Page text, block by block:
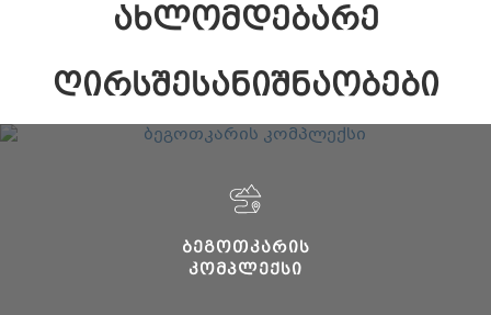
ᲐᲮᲚᲝᲛᲓᲔᲑᲐᲠᲔ
ᲦᲘᲠᲡᲨᲔᲡᲐᲜᲘᲨᲜᲐᲝᲑᲔᲑᲘ
ᲑᲔᲒᲝᲗᲙᲐᲠᲘᲡ
ᲙᲝᲛᲞᲚᲔᲥᲡᲘ